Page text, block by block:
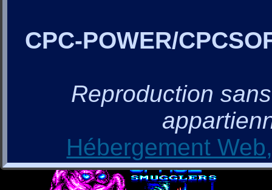
CPC-POWER/
Reproduction
Hébergement